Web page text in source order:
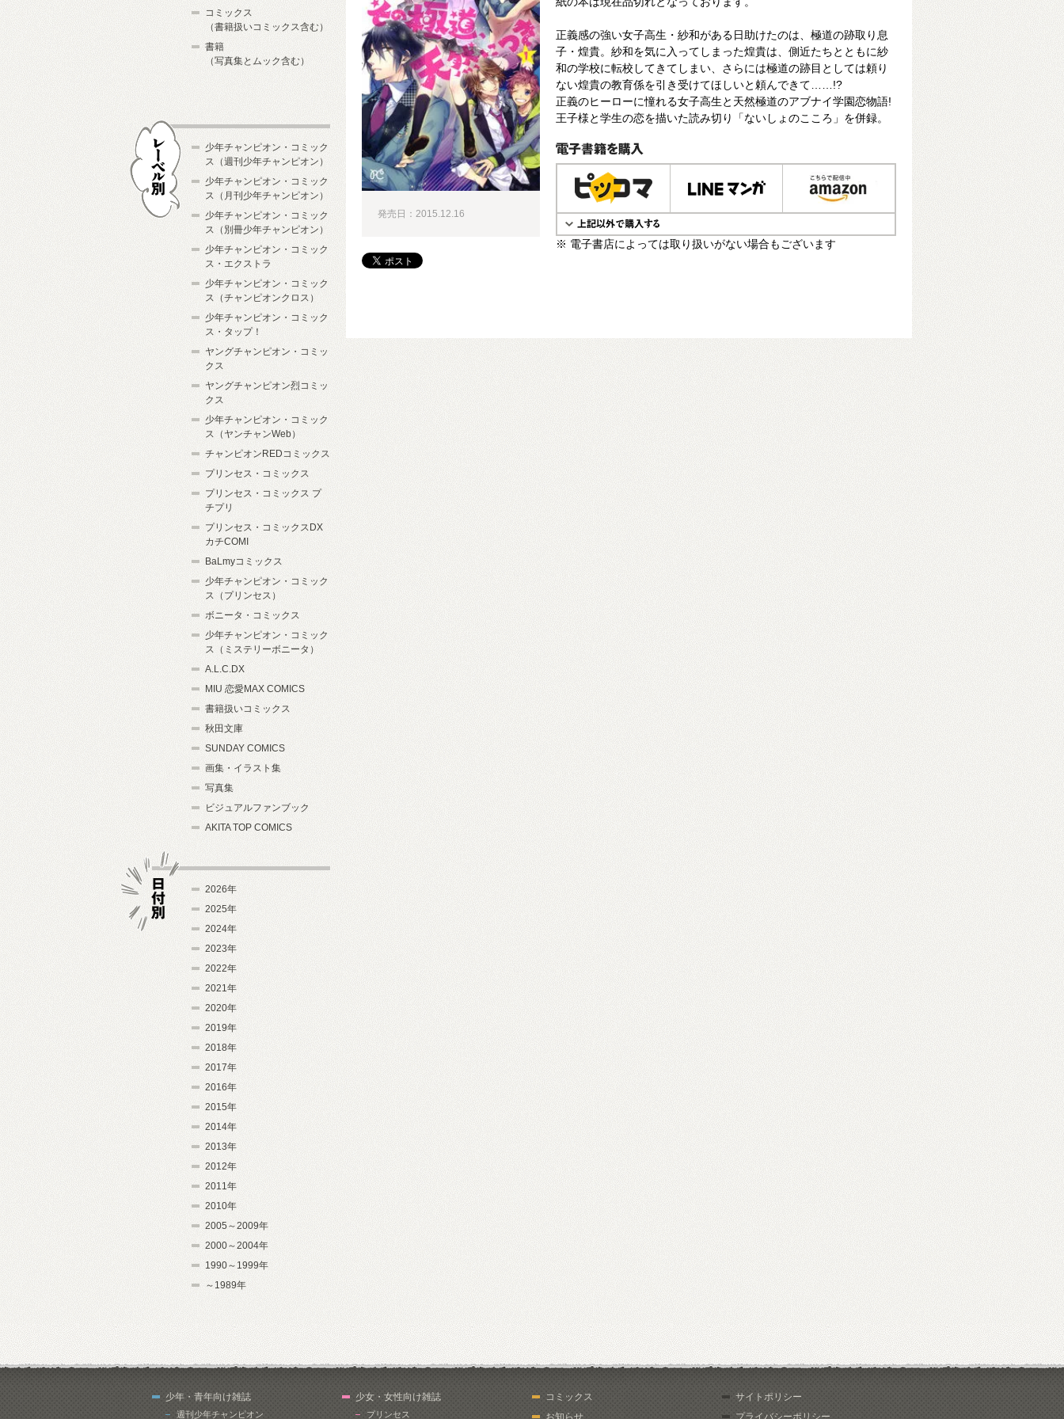
正義感の強い女子高生・紗和がある日助けたのは、極道の跡取り息
子・煌貴。紗和を気に入ってしまった煌貴は、側近たちとともに紗
和の学校に転校してきてしまい、さらには極道の跡目としては頼り
ない煌貴の教育係を引き受けてほしいと頼んできて……!?
正義のヒーローに憧れる女子高生と天然極道のアブナイ学園恋物語!
王子様と学生の恋を描いた読み切り「ないしょのこころ」を併録。
電子書籍で購入
※ 電子書店によっては取り扱いがない場合もございます
発売日：2015.12.16
コミックス
（書籍扱いコミックス含む）
書籍
（写真集とムック含む）
少年チャンピオン・コミック
ス（週刊少年チャンピオン）
少年チャンピオン・コミック
ス（月刊少年チャンピオン）
少年チャンピオン・コミック
ス（別冊少年チャンピオン）
少年チャンピオン・コミック
ス・エクストラ
少年チャンピオン・コミック
ス（チャンピオンクロス）
少年チャンピオン・コミック
ス・タップ！
ヤングチャンピオン・コミッ
クス
ヤングチャンピオン烈コミッ
クス
少年チャンピオン・コミック
ス（ヤンチャンWeb）
チャンピオンREDコミックス
プリンセス・コミックス
プリンセス・コミックス プ
チプリ
プリンセス・コミックスDX
カチCOMI
BaLmyコミックス
少年チャンピオン・コミック
ス（プリンセス）
ボニータ・コミックス
少年チャンピオン・コミック
ス（ミステリーボニータ）
A.L.C.DX
MIU 恋愛MAX COMICS
書籍扱いコミックス
秋田文庫
SUNDAY COMICS
画集・イラスト集
写真集
ビジュアルファンブック
AKITA TOP COMICS
2026年
2025年
2024年
2023年
2022年
2021年
2020年
2019年
2018年
2017年
2016年
2015年
2014年
2013年
2012年
2011年
2010年
2005～2009年
2000～2004年
1990～1999年
～1989年
少年・青年向け雑誌
週刊少年チャンピオン
少女・女性向け雑誌
プリンセス
コミックス
お知らせ
サイトポリシー
プライバシーポリシー